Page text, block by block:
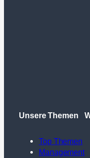
Unsere Themen
Top Themen
Management